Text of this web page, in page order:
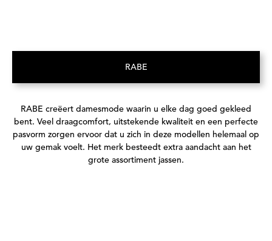
RABE(Opent in een nieuw tabblad)
RABE creëert damesmode waarin u elke dag goed gekleed
bent. Veel draagcomfort, uitstekende kwaliteit en een perfecte
pasvorm zorgen ervoor dat u zich in deze modellen helemaal op
uw gemak voelt. Het merk besteedt extra aandacht aan het
grote assortiment jassen.